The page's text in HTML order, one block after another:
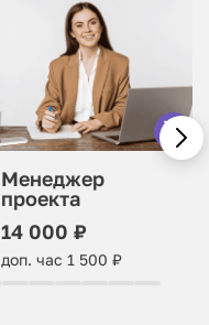
Менеджер
проекта
14 000 ₽
доп. час 1 500 ₽